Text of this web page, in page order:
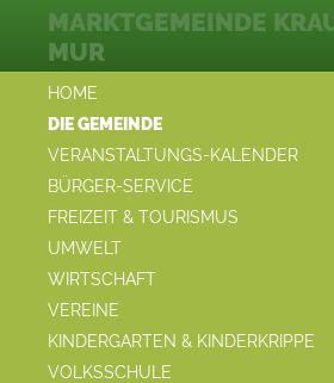
HOME
DIE GEMEINDE
VERANSTALTUNGS-KALENDER
BÜRGER-SERVICE
FREIZEIT & TOURISMUS
UMWELT
WIRTSCHAFT
VEREINE
KINDERGARTEN & KINDERKRIPPE
VOLKSSCHULE
MARKTGEMEINDE
MUR